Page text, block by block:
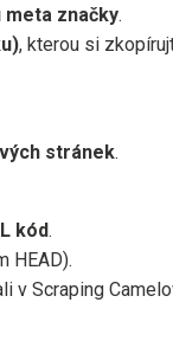
značky.
, kterou si
stránek.
kód.
HEAD).
v Scraping